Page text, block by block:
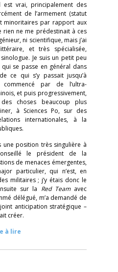
vrai, principalement des
de l’armement (statut
minoritaires par rapport aux
rien ne me prédestinait à ces
ni scientifique, mais j’ai
et très spécialisée,
Je suis un petit peu
se passe en général dans
ce qui s’y passait jusqu’à
par de l’ultra-
et puis progressivement,
choses beaucoup plus
à Sciences Po, sur des
internationales, à la
une position très singulière à
le président de la
de menaces émergentes,
particulier, qui n’est, en
militaires ; j’y étais donc le
sur la Red Teamavec
délégué, m’a demandé de
anticipation stratégique –
créer.
à lire